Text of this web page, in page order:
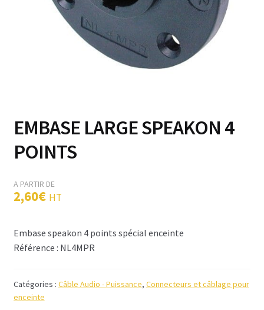
Fostex speakers
RCF – speakers
Filtre passif
Condensateurs MKP
Inductance – Selfs
Connecteurs et câblage
Câble Audio – Puissance
EMBASE LARGE SPEAKON 4
POINTS
2,60€ HT
Embase speakon 4 points spécial enceinte
Référence : NL4MPR
Catégories : Câble Audio - Puissance, Connecteurs et câblage pour
enceinte